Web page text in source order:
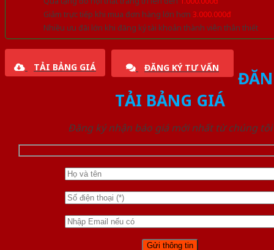
Giảm trực tiếp khi mua đơn hàng lớn hơn 3.000.000đ
Nhiều ưu đãi lớn khi đăng ký tài khoản thành viên thân thiết
TẢI BẢNG GIÁ ĐĂNG KÝ TƯ VẤN
TẢI BẢNG GIÁ
Đăng ký nhận báo giá mới nhất từ chúng tôi